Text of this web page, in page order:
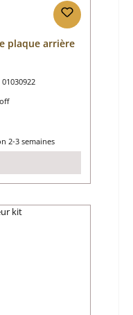
plaque arrière
01030922
:
2-3 semaines